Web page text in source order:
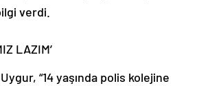
verdi.
LAZIM’
“14 yaşında polis kolejine